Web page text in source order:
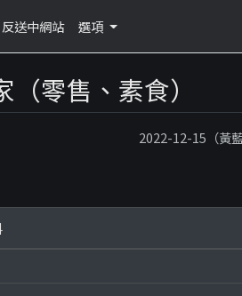
反送中網站 選項
零售、素食）
2022-12-15（黃藍